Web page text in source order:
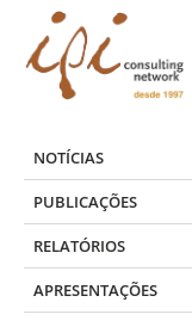
content
NOTÍCIAS
PUBLICAÇÕES
RELATÓRIOS
APRESENTAÇÕES